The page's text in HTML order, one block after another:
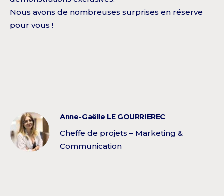
Nous avons de nombreuses surprises en réserve
pour vous !
Anne-Gaëlle LE GOURRIEREC
Cheffe de projets – Marketing &
Communication